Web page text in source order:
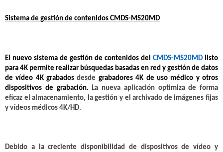
Sistema de gestión de contenidos CMDS-MS20MD
El nuevo sistema de gestión de contenidos del CMDS-MS20MD listo
para 4K permite realizar búsquedas basadas en red y gestión de datos
de vídeo 4K grabados desde grabadores 4K de uso médico y otros
dispositivos de grabación. La nueva aplicación optimiza de forma
eficaz el almacenamiento, la gestión y el archivado de imágenes fijas
y vídeos médicos 4K/HD.
Debido a la creciente disponibilidad de dispositivos de vídeo y